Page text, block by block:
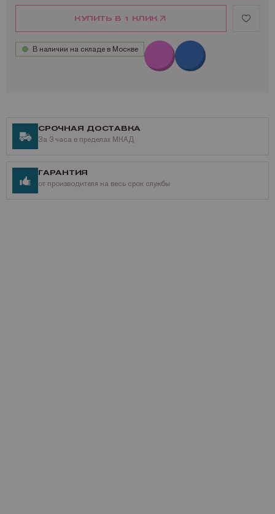
КУПИТЬ В 1 КЛИК
В наличии на складе в Москве
СРОЧНАЯ ДОСТАВКА
За 3 часа в пределах МКАД
ГАРАНТИЯ
от производителя на весь срок службы